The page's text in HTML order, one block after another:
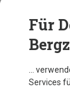
Du sparst 31%
Für
…
Services